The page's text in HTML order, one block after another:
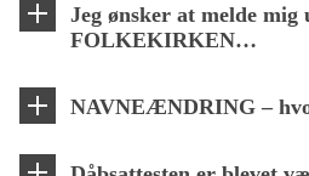
Jeg ønsker at melde mig
FOLKEKIRKEN…
NAVNEÆNDRING –